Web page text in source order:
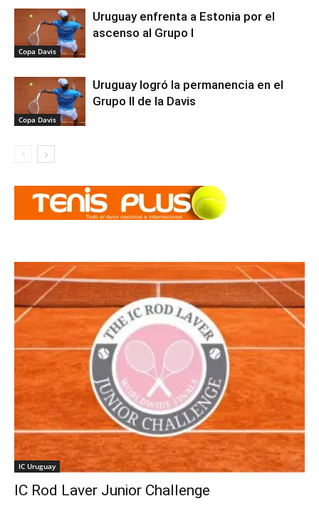
Copa Davis
Uruguay enfrenta a Estonia por el
ascenso al Grupo I
Copa Davis
Uruguay logró la permanencia en el
Grupo II de la Davis
IC Uruguay
IC Rod Laver Junior Challenge